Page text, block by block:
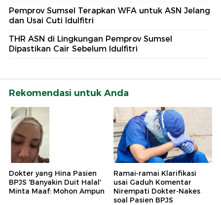
Pemprov Sumsel Terapkan WFA untuk ASN Jelang
dan Usai Cuti Idulfitri
THR ASN di Lingkungan Pemprov Sumsel
Dipastikan Cair Sebelum Idulfitri
Rekomendasi untuk Anda
Dokter yang Hina Pasien
BPJS 'Banyakin Duit Halal'
Minta Maaf: Mohon Ampun
Ramai-ramai Klarifikasi
usai Gaduh Komentar
Nirempati Dokter-Nakes
soal Pasien BPJS